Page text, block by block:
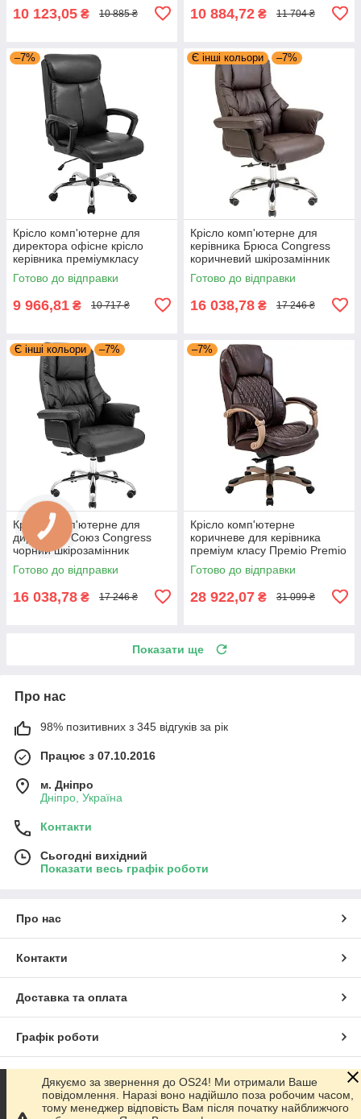
10 123,05 ₴ 10 885 ₴ 10 884,72 ₴ 11 704 ₴
–7%
Крісло комп'ютерне для
директора офісне крісло
керівника преміумкласу
Бронкс Bronx Richman
Готово до відправки
9 966,81 ₴ 10 717 ₴
Є інші кольори –7%
Крісло комп'ютерне для
керівника Брюса Congress
коричневий шкірозамінник
хром ТМ Richman
Готово до відправки
16 038,78 ₴ 17 246 ₴
Є інші кольори –7%
Крісло комп'ютерне для
директора Союз Congress
чорний шкірозамінник
Richman
Готово до відправки
16 038,78 ₴ 17 246 ₴
–7%
Крісло комп'ютерне
коричневе для керівника
преміум класу Преміо Premio
оббивка шкіра спліт Richman
Готово до відправки
28 922,07 ₴ 31 099 ₴
Показати ще
Про нас
98% позитивних з 345 відгуків за рік
Працює з 07.10.2016
м. Дніпро
Дніпро, Україна
Контакти
Сьогодні вихідний
Показати весь графік роботи
Про нас
Контакти
Доставка та оплата
Графік роботи
Повна версія сайту
Сайт створено на маркетплейсіProm.ua
Дякуємо за звернення до OS24! Ми отримали Ваше
повідомлення. Наразі воно надійшло поза робочим часом,
тому менеджер відповість Вам після початку найближчого